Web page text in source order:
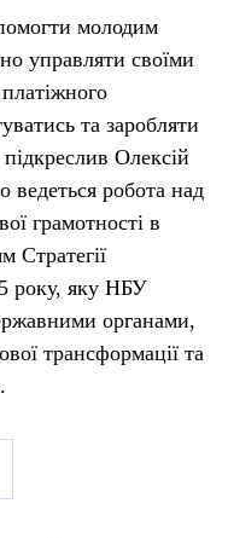
молодим
управляти своїми
та заробляти
Олексій
робота над
грамотності в
Стратегії
року, яку НБУ
органами,
трансформації та